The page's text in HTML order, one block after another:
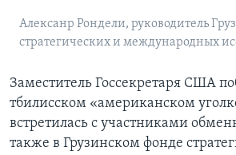
Алексанр Рондели, руководитель
стратегических и международных
Заместитель Госсекретаря США
тбилисском «американском
встретилась с участниками
также в Грузинском фонде